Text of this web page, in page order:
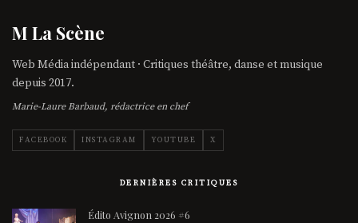
M La Scène
Web Média indépendant · Critiques théâtre, danse et musique
depuis 2017.
Marie-Laure Barbaud, rédactrice en chef
FACEBOOK INSTAGRAM YOUTUBE X
DERNIÈRES CRITIQUES
Édito Avignon 2026 #6